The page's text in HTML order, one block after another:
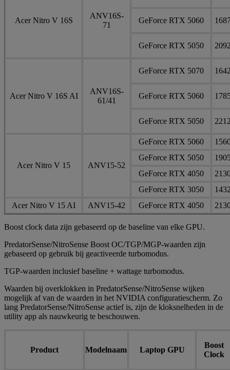
Acer Nitro V 16S
ANV16S-
71
GeForce RTX 5060
GeForce RTX 5050
Acer Nitro V 16S AI
ANV16S-
61/41
GeForce RTX 5070
GeForce RTX 5060
GeForce RTX 5050
Acer Nitro V 15 ANV15-52
GeForce RTX 5060
GeForce RTX 5050
GeForce RTX 4050
GeForce RTX 3050
Acer Nitro V 15 AI
ANV15-42 GeForce RTX 4050
Boost clock data zijn gebaseerd op de baseline van elke GPU.
PredatorSense/NitroSense Boost OC/TGP/MGP-waarden zijn
gebaseerd op gebruik bij geactiveerde turbomodus.
TGP-waarden inclusief baseline + wattage turbomodus.
Waarden bij overklokken in PredatorSense/NitroSense wijken
mogelijk af van de waarden in het NVIDIA configuratiescherm. Zo
lang PredatorSense/NitroSense actief is, zijn de kloksnelheden in de
utility app als nauwkeurig te beschouwen.
Product Modelnaam Laptop GPU
Boost
Clock